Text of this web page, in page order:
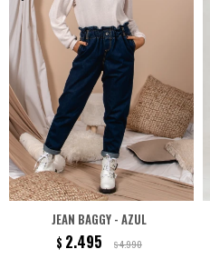
JEAN BAGGY - AZUL
$ 2.495 $4.990